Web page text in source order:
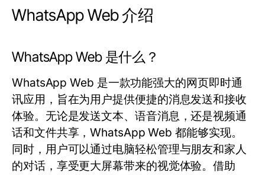
WhatsApp Web 介绍
WhatsApp Web 是什么？
WhatsApp Web 是一款功能强大的网页即时通
讯应用，旨在为用户提供便捷的消息发送和接收
体验。无论是发送文本、语音消息，还是视频通
话和文件共享，WhatsApp Web 都能够实现。
同时，用户可以通过电脑轻松管理与朋友和家人
的对话，享受更大屏幕带来的视觉体验。借助